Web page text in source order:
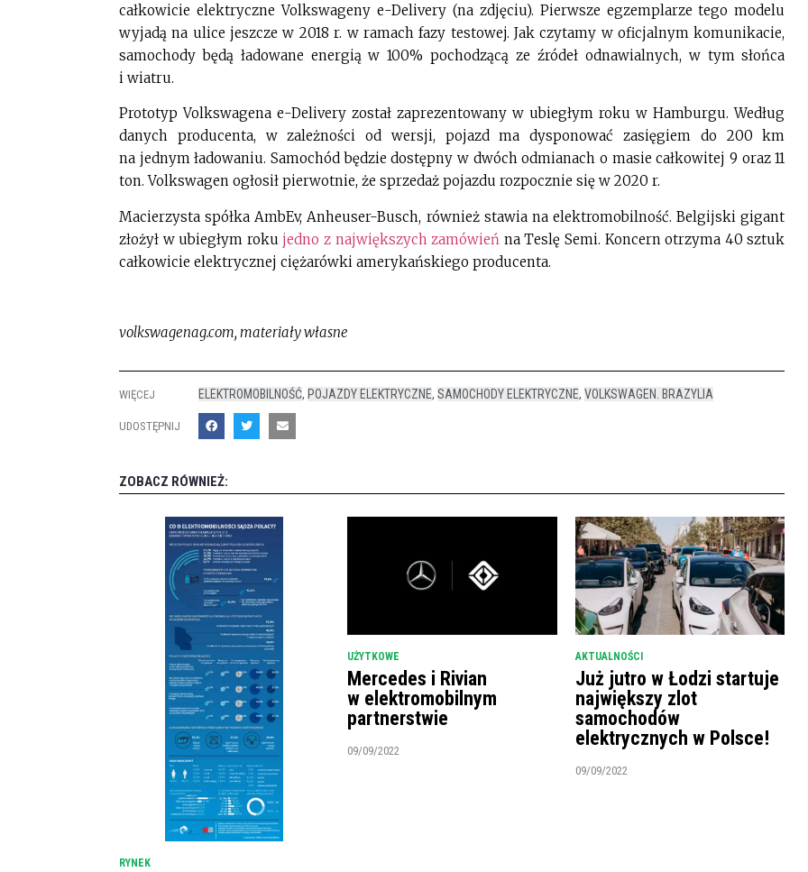
całkowicie elektryczne Volkswageny e-Delivery (na zdjęciu). Pierwsze egzemplarze tego modelu
wyjadą na ulice jeszcze w 2018 r. w ramach fazy testowej. Jak czytamy w oficjalnym komunikacie,
samochody będą ładowane energią w 100% pochodzącą ze źródeł odnawialnych, w tym słońca
i wiatru.
Prototyp Volkswagena e-Delivery został zaprezentowany w ubiegłym roku w Hamburgu. Według
danych producenta, w zależności od wersji, pojazd ma dysponować zasięgiem do 200 km
na jednym ładowaniu. Samochód będzie dostępny w dwóch odmianach o masie całkowitej 9 oraz 11
ton. Volkswagen ogłosił pierwotnie, że sprzedaż pojazdu rozpocznie się w 2020 r.
Macierzysta spółka AmbEv, Anheuser-Busch, również stawia na elektromobilność. Belgijski gigant
złożył w ubiegłym roku jedno z największych zamówień na Teslę Semi. Koncern otrzyma 40 sztuk
całkowicie elektrycznej ciężarówki amerykańskiego producenta.
volkswagenag.com, materiały własne
WIĘCEJ ELEKTROMOBILNOŚĆ, POJAZDY ELEKTRYCZNE, SAMOCHODY ELEKTRYCZNE, VOLKSWAGEN. BRAZYLIA
UDOSTĘPNIJ
ZOBACZ RÓWNIEŻ:
RYNEK
UŻYTKOWE
Mercedes i Rivian
w elektromobilnym
partnerstwie
09/09/2022
AKTUALNOŚCI
Już jutro w Łodzi startuje
największy zlot
samochodów
elektrycznych w Polsce!
09/09/2022